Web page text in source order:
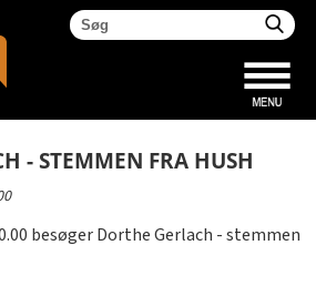
- STEMMEN FRA HUSH
besøger Dorthe Gerlach - stemmen